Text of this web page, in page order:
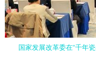
国家发展改革委在“千年